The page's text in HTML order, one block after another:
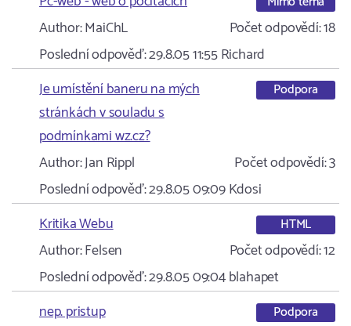
Author:MaiChL Počet odpovědí:18
Poslední odpověď:29.8.05 11:55Richard
Je umístění baneru na mých
stránkách v souladu s
podmínkami wz.cz?
Podpora
Author:Jan Rippl Počet odpovědí:3
Poslední odpověď:29.8.05 09:09Kdosi
Kritika Webu
HTML
Author:Felsen Počet odpovědí:12
Poslední odpověď:29.8.05 09:04blahapet
nep. pristup
Podpora